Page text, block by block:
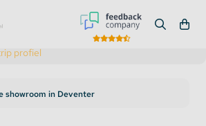
profiel
showroom in Deventer